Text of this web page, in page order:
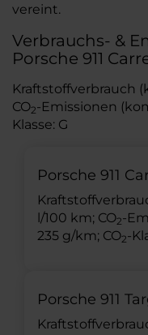
vereint.
Verbrauchs- &
Porsche 911
Kraftstoffverbrauch
CO2-Emissionen
Klasse: G
Porsche 911
l/100 km; CO2-
235 g/km; CO2-
Porsche 911